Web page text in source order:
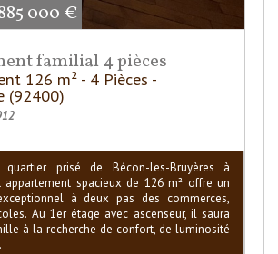
000 €
familial 4 pièces
126 m² - 4 Pièces -
(92400)
prisé de Bécon-les-Bruyères à
appartement spacieux de 126 m² offre un
à deux pas des commerces,
Au 1er étage avec ascenseur, il saura
à la recherche de confort, de luminosité